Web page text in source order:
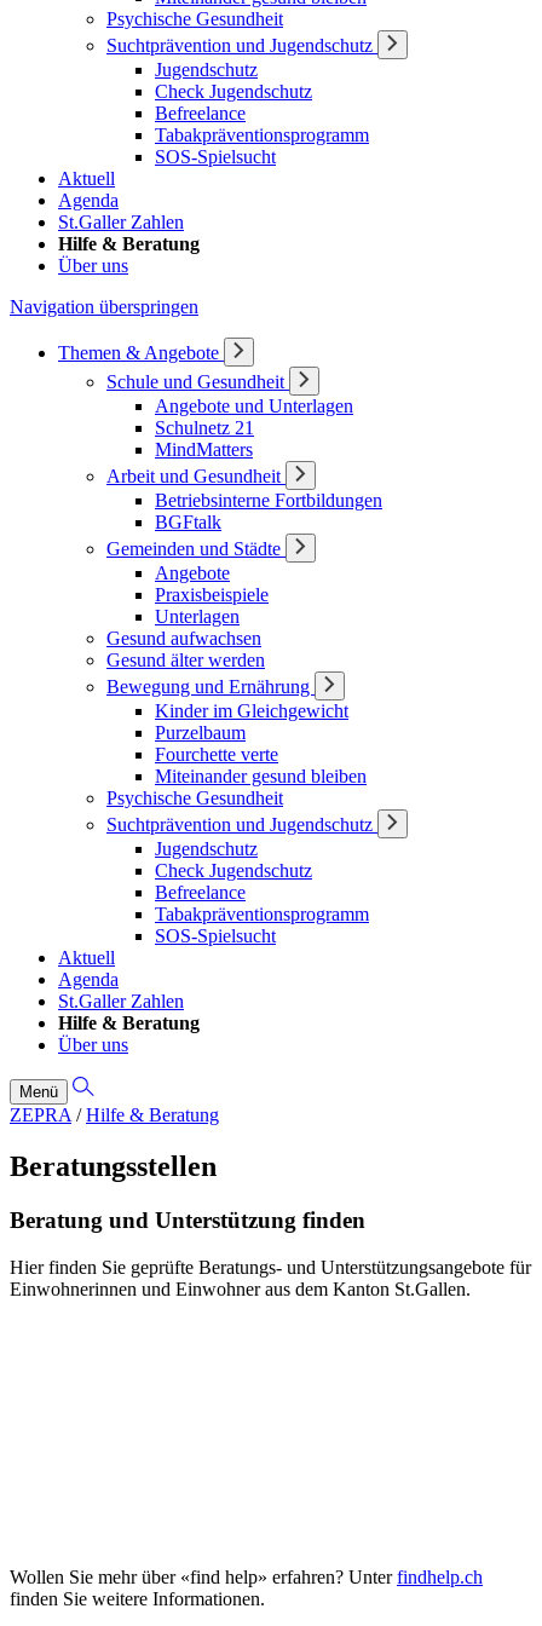
Psychische Gesundheit
Suchtprävention und Jugendschutz
Jugendschutz
Check Jugendschutz
Befreelance
Tabakpräventionsprogramm
SOS-Spielsucht
Aktuell
Agenda
St.Galler Zahlen
Hilfe & Beratung
Über uns
Navigation überspringen
Themen & Angebote
Schule und Gesundheit
Angebote und Unterlagen
Schulnetz 21
MindMatters
Arbeit und Gesundheit
Betriebsinterne Fortbildungen
BGFtalk
Gemeinden und Städte
Angebote
Praxisbeispiele
Unterlagen
Gesund aufwachsen
Gesund älter werden
Bewegung und Ernährung
Kinder im Gleichgewicht
Purzelbaum
Fourchette verte
Miteinander gesund bleiben
Psychische Gesundheit
Suchtprävention und Jugendschutz
Jugendschutz
Check Jugendschutz
Befreelance
Tabakpräventionsprogramm
SOS-Spielsucht
Aktuell
Agenda
St.Galler Zahlen
Hilfe & Beratung
Über uns
Menü
ZEPRA / Hilfe & Beratung
Beratungsstellen
Beratung und Unterstützung finden
Hier finden Sie geprüfte Beratungs- und Unter­stützungs­angebote für
Einwohnerinnen und Einwohner aus dem Kanton St.Gallen.
Wollen Sie mehr über «find help» erfahren? Unterfindhelp.ch
finden Sie weitere Informationen.